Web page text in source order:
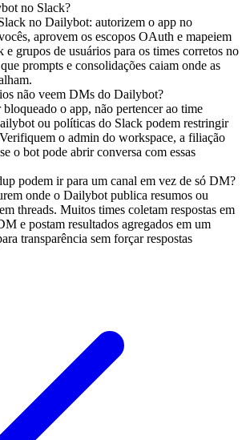
no Slack?
no Dailybot: autorizem o app no
aprovem os escopos OAuth e mapeiem
e grupos de usuários para os times corretos no
prompts e consolidações caiam onde as
não veem DMs do Dailybot?
bloqueado o app, não pertencer ao time
ou políticas do Slack podem restringir
o admin do workspace, a filiação
o bot pode abrir conversa com essas
podem ir para um canal em vez de só DM?
onde o Dailybot publica resumos ou
threads. Muitos times coletam respostas em
e postam resultados agregados em um
transparência sem forçar respostas